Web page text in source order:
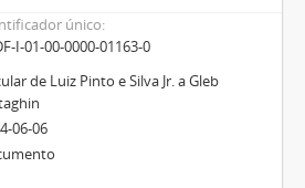
único
I-01-00-0000-01163-0
de Luiz Pinto e Silva Jr. a Gleb
06-06